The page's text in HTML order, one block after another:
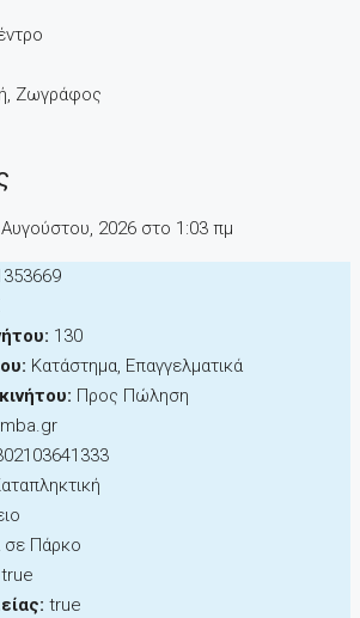
Ζωγράφος
2026 στo 1:03 πμ
130
Κατάστημα, Επαγγελματικά
Προς Πώληση
Πάρκο
true
true